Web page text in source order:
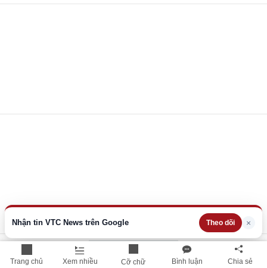
Trang chủ Xem nhiều Cỡ chữ Bình luận Chia sẻ
Nhận tin VTC News trên Google Theo dõi ×
Xem thêm